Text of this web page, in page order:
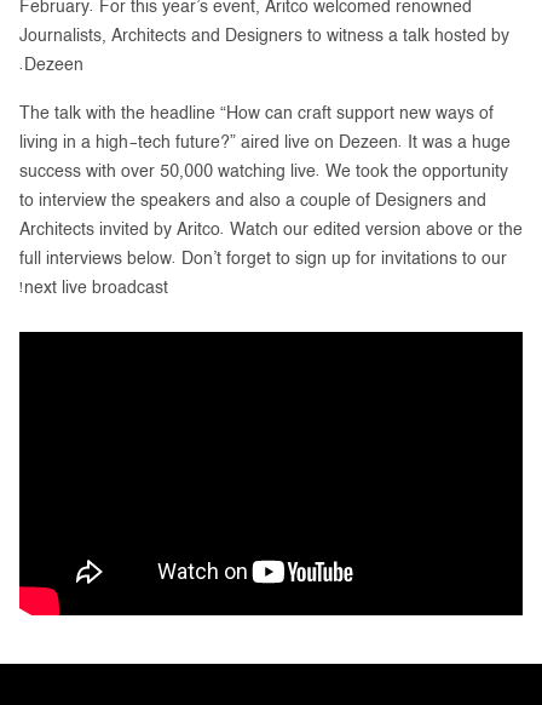
February. For this year’s event, Aritco welcomed renowned
Journalists, Architects and Designers to witness a talk hosted by
Dezeen.
The talk with the headline “How can craft support new ways of
living in a high-tech future?” aired live on Dezeen. It was a huge
success with over 50,000 watching live. We took the opportunity
to interview the speakers and also a couple of Designers and
Architects invited by Aritco. Watch our edited version above or the
full interviews below. Don’t forget to sign up for invitations to our
next live broadcast!